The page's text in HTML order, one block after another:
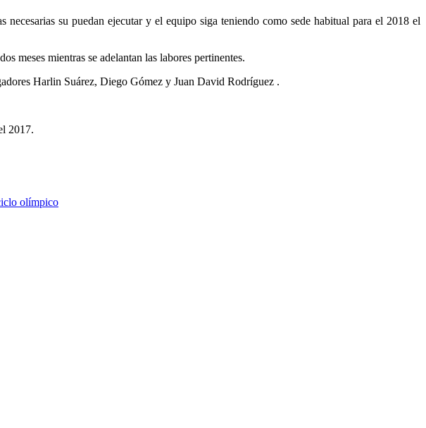
su puedan ejecutar y el equipo siga teniendo como sede habitual para el 2018 el
meses mientras se adelantan las labores pertinentes.
Harlin Suárez, Diego Gómez y Juan David Rodríguez .
2017.
olímpico